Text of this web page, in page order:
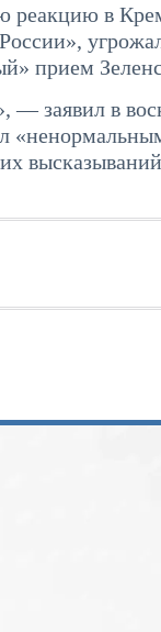
реакцию в
прием
— заявил в